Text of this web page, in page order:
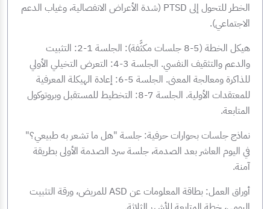
الخطر للتحول إلى PTSD (شدة الأعراض الانفصالية، وغياب الدعم
الاجتماعي).
هيكل الخطة (5-8 جلسات مكثَّفة): الجلسة 1-2: التثبيت
والدعم والتثقيف النفسي. الجلسة 3-4: التعرض التخيلي الأولي
للذاكرة ومعالجة المعنى. الجلسة 5-6: إعادة الهيكلة المعرفية
للمعتقدات الأولية. الجلسة 7-8: التخطيط للمستقبل وبروتوكول
المتابعة.
نماذج جلسات بحوارات حرفية: جلسة "هل ما تشعر به طبيعي؟"
في اليوم العاشر بعد الصدمة، جلسة سرد الصدمة الأولى بطريقة
آمنة.
أوراق العمل: بطاقة المعلومات عن ASD للمريض، ورقة التثبيت